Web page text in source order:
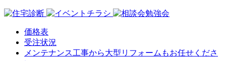
価格表
受注状況
メンテナンス工事から大型リフォームもお任せくださ